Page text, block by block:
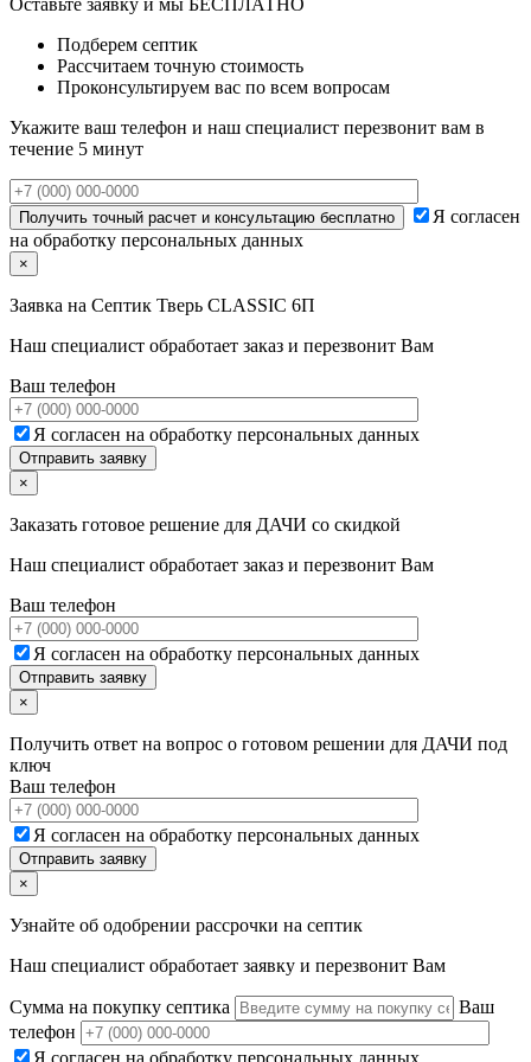
Оставьте заявку и мы БЕСПЛАТНО
Подберем септик
Рассчитаем точную стоимость
Проконсультируем вас по всем вопросам
Укажите ваш телефон и наш специалист перезвонит вам в
течение 5 минут
Я согласен
на обработку персональных данных
×
Заявка на Септик Тверь CLASSIC 6П
Наш специалист обработает заказ и перезвонит Вам
Ваш телефон
Я согласен на обработку персональных данных
×
Заказать готовое решение для ДАЧИ со скидкой
Наш специалист обработает заказ и перезвонит Вам
Ваш телефон
Я согласен на обработку персональных данных
×
Получить ответ на вопрос о готовом решении для ДАЧИ под
ключ
Ваш телефон
Я согласен на обработку персональных данных
×
Узнайте об одобрении рассрочки на септик
Наш специалист обработает заявку и перезвонит Вам
Сумма на покупку септика
Ваш
телефон